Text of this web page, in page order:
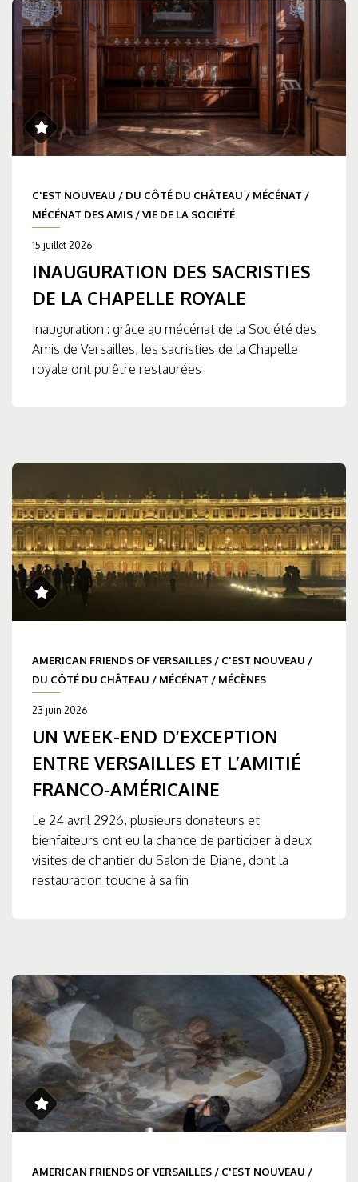
C'EST NOUVEAU / DU CÔTÉ DU CHÂTEAU / MÉCÉNAT /
MÉCÉNAT DES AMIS /VIE DE LA SOCIÉTÉ
15 juillet 2026
INAUGURATION DES SACRISTIES
DE LA CHAPELLE ROYALE
Inauguration : grâce au mécénat de la Société des
Amis de Versailles, les sacristies de la Chapelle
royale ont pu être restaurées
AMERICAN FRIENDS OF VERSAILLES / C'EST NOUVEAU /
DU CÔTÉ DU CHÂTEAU / MÉCÉNAT / MÉCÈNES
23 juin 2026
UN WEEK-END D’EXCEPTION
ENTRE VERSAILLES ET L’AMITIÉ
FRANCO-AMÉRICAINE
Le 24 avril 2926, plusieurs donateurs et
bienfaiteurs ont eu la chance de participer à deux
visites de chantier du Salon de Diane, dont la
restauration touche à sa fin
AMERICAN FRIENDS OF VERSAILLES / C'EST NOUVEAU /